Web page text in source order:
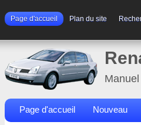
Page d'accueil Plan du site
Page d'accueil Nouveau